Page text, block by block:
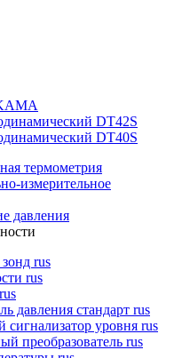
DT42S
DT40S
термометрия
измерительное
давления
rus
rus
давления стандарт rus
уровня rus
преобразователь rus